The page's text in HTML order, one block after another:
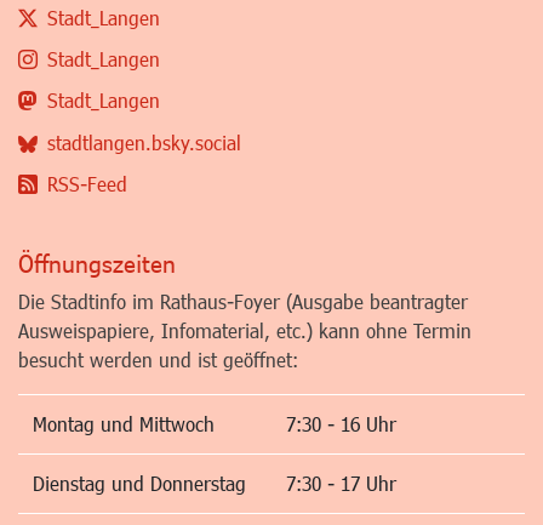
Stadt_Langen
Stadt_Langen
Stadt_Langen
stadtlangen.bsky.social
RSS-Feed
Öffnungszeiten
Die Stadtinfo im Rathaus-Foyer (Ausgabe beantragter
Ausweispapiere, Infomaterial, etc.) kann ohne Termin
besucht werden und ist geöffnet:
Montag und Mittwoch 7:30 - 16 Uhr
Dienstag und Donnerstag 7:30 - 17 Uhr